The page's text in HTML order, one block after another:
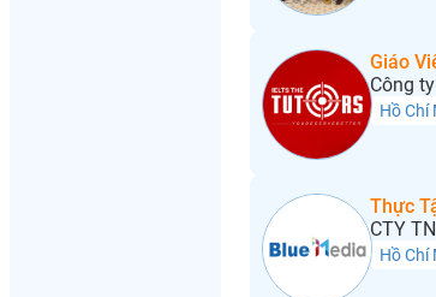
Giáo
Công
Hồ Chí
Thực
CTY
Hồ Chí